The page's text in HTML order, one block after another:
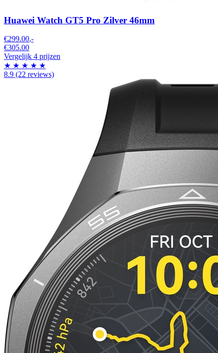
Huawei Watch GT5 Pro Zilver 46mm
€299.00,-
€305.00
Vergelijk 4 prijzen
★ ★ ★ ★ ★
8.9 (22 reviews)